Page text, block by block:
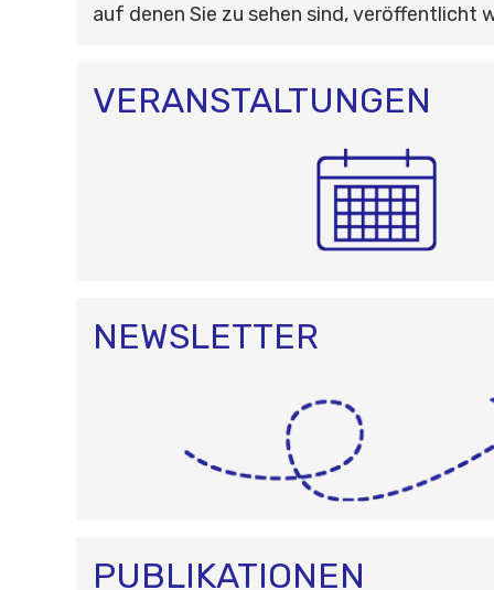
auf denen Sie zu sehen sind, veröffentlicht
VERANSTALTUNGEN
NEWSLETTER
PUBLIKATIONEN